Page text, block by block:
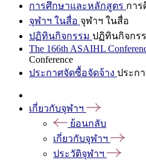
การศึกษาและหลักสูตร กา
จุฬาฯ ในสื่อ จุฬาฯ ในสื่อ
ปฏิทินกิจกรรม ปฏิทินกิจกร
The 166th ASAIHL
Conference
ประกาศจัดซื้อจัดจ้าง ประก
เกี่ยวกับจุฬาฯ
ย้อนกลับ
เกี่ยวกับจุฬาฯ
ประวัติจุฬาฯ